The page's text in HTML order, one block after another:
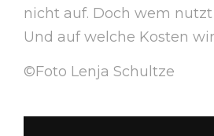
nicht auf. Doch wem
Und auf welche Kosten
©Foto Lenja Schultze